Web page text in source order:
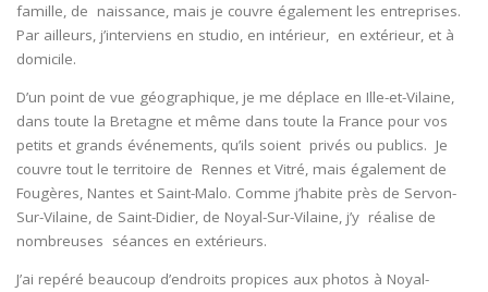
famille, de naissance, mais je couvre également les entreprises.
Par ailleurs, j’interviens en studio, en intérieur, en extérieur, et à
domicile.
D’un point de vue géographique, je me déplace en Ille-et-Vilaine,
dans toute la Bretagne et même dans toute la France pour vos
petits et grands événements, qu’ils soient privés ou publics. Je
couvre tout le territoire de Rennes et Vitré, mais également de
Fougères, Nantes et Saint-Malo. Comme j’habite près de Servon-
Sur-Vilaine, de Saint-Didier, de Noyal-Sur-Vilaine, j’y réalise de
nombreuses séances en extérieurs.
J’ai repéré beaucoup d’endroits propices aux photos à Noyal-